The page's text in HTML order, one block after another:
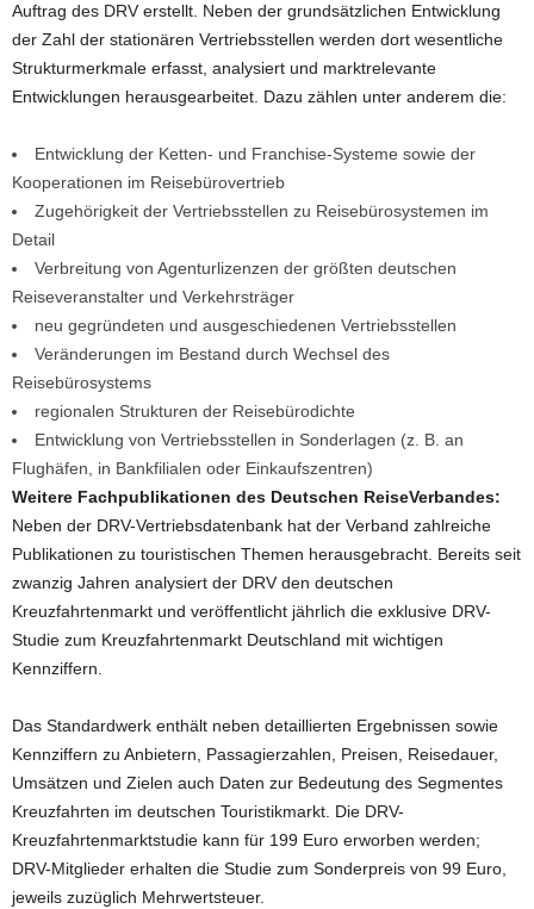
Auftrag des DRV erstellt. Neben der grundsätzlichen Entwicklung
der Zahl der stationären Vertriebsstellen werden dort wesentliche
Strukturmerkmale erfasst, analysiert und marktrelevante
Entwicklungen herausgearbeitet. Dazu zählen unter anderem die:
Entwicklung der Ketten- und Franchise-Systeme sowie der
Kooperationen im Reisebürovertrieb
Zugehörigkeit der Vertriebsstellen zu Reisebürosystemen im
Detail
Verbreitung von Agenturlizenzen der größten deutschen
Reiseveranstalter und Verkehrsträger
neu gegründeten und ausgeschiedenen Vertriebsstellen
Veränderungen im Bestand durch Wechsel des
Reisebürosystems
regionalen Strukturen der Reisebürodichte
Entwicklung von Vertriebsstellen in Sonderlagen (z. B. an
Flughäfen, in Bankfilialen oder Einkaufszentren)
Weitere Fachpublikationen des Deutschen ReiseVerbandes:
Neben der DRV-Vertriebsdatenbank hat der Verband zahlreiche
Publikationen zu touristischen Themen herausgebracht. Bereits seit
zwanzig Jahren analysiert der DRV den deutschen
Kreuzfahrtenmarkt und veröffentlicht jährlich die exklusive DRV-
Studie zum Kreuzfahrtenmarkt Deutschland mit wichtigen
Kennziffern.
Das Standardwerk enthält neben detaillierten Ergebnissen sowie
Kennziffern zu Anbietern, Passagierzahlen, Preisen, Reisedauer,
Umsätzen und Zielen auch Daten zur Bedeutung des Segmentes
Kreuzfahrten im deutschen Touristikmarkt. Die DRV-
Kreuzfahrtenmarktstudie kann für 199 Euro erworben werden;
DRV-Mitglieder erhalten die Studie zum Sonderpreis von 99 Euro,
jeweils zuzüglich Mehrwertsteuer.